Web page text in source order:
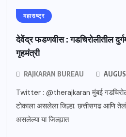
महाराष्ट्र
देवेंद्र फडणवीस : गडचिरोलीतील
गृहमंत्री
RAJKARAN BUREAU
Twitter : @therajkaran मुंबई गडचिरोली
टोकाला असलेला जिल्हा. छत्तीसगढ आणि
असलेल्या या जिल्ह्यात